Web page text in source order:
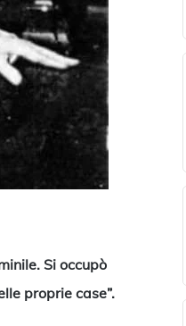
Si occupò
proprie case”.